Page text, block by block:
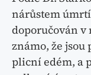
nárůstem
doporučován
známo, že
plicní edém, a